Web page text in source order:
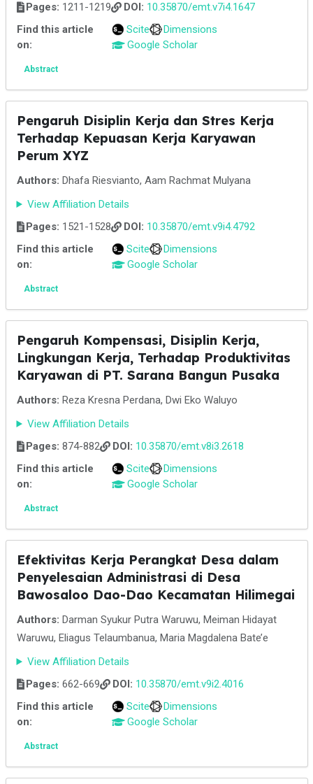
Pages: 1211-1219 DOI: 10.35870/emt.v7i4.1647
Find this article
on:
Scite
Dimensions
Google Scholar
Abstract
Pengaruh Disiplin Kerja dan Stres Kerja
Terhadap Kepuasan Kerja Karyawan
Perum XYZ
Authors: Dhafa Riesvianto, Aam Rachmat Mulyana
View Affiliation Details
Pages: 1521-1528 DOI: 10.35870/emt.v9i4.4792
Find this article
on:
Scite
Dimensions
Google Scholar
Abstract
Pengaruh Kompensasi, Disiplin Kerja,
Lingkungan Kerja, Terhadap Produktivitas
Karyawan di PT. Sarana Bangun Pusaka
Authors: Reza Kresna Perdana, Dwi Eko Waluyo
View Affiliation Details
Pages: 874-882 DOI: 10.35870/emt.v8i3.2618
Find this article
on:
Scite
Dimensions
Google Scholar
Abstract
Efektivitas Kerja Perangkat Desa dalam
Penyelesaian Administrasi di Desa
Bawosaloo Dao-Dao Kecamatan Hilimegai
Authors: Darman Syukur Putra Waruwu, Meiman Hidayat
Waruwu, Eliagus Telaumbanua, Maria Magdalena Bate’e
View Affiliation Details
Pages: 662-669 DOI: 10.35870/emt.v9i2.4016
Find this article
on:
Scite
Dimensions
Google Scholar
Abstract